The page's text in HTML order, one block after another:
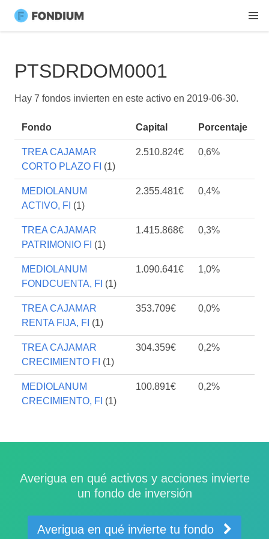
PTSDRDOM0001
Hay 7 fondos invierten en este activo en 2019-06-30.
Fondo Capital Porcentaje
TREA CAJAMAR
CORTO PLAZO FI (1)
2.510.824€ 0,6%
MEDIOLANUM
ACTIVO, FI (1)
2.355.481€ 0,4%
TREA CAJAMAR
PATRIMONIO FI (1)
1.415.868€ 0,3%
MEDIOLANUM
FONDCUENTA, FI (1)
1.090.641€ 1,0%
TREA CAJAMAR
RENTA FIJA, FI (1)
353.709€ 0,0%
TREA CAJAMAR
CRECIMIENTO FI (1)
304.359€ 0,2%
MEDIOLANUM
CRECIMIENTO, FI (1)
100.891€ 0,2%
Averigua en qué activos y acciones invierte
un fondo de inversión
Averigua en qué invierte tu fondo